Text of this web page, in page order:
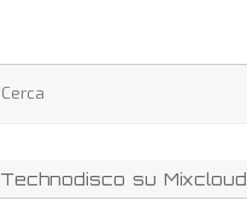
Technodisco su Mixcloud